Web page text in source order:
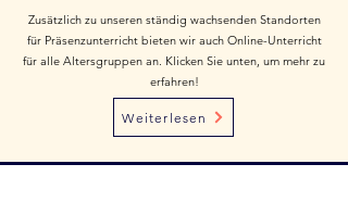
Zusätzlich zu unseren ständig wachsenden Standorten
für Präsenzunterricht bieten wir auch Online-Unterricht
für alle Altersgruppen an. Klicken Sie unten, um mehr zu
erfahren!
Weiterlesen